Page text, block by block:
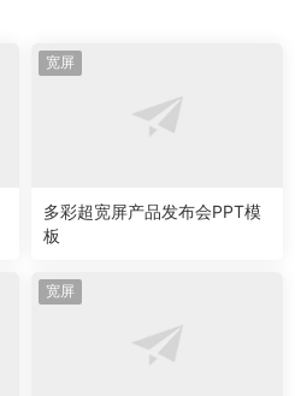
宽屏
多彩超宽屏产品发布会PPT模
板
宽屏